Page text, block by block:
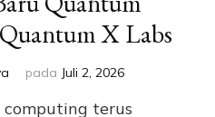
X Labs
pada Juli 2, 2026
computing terus